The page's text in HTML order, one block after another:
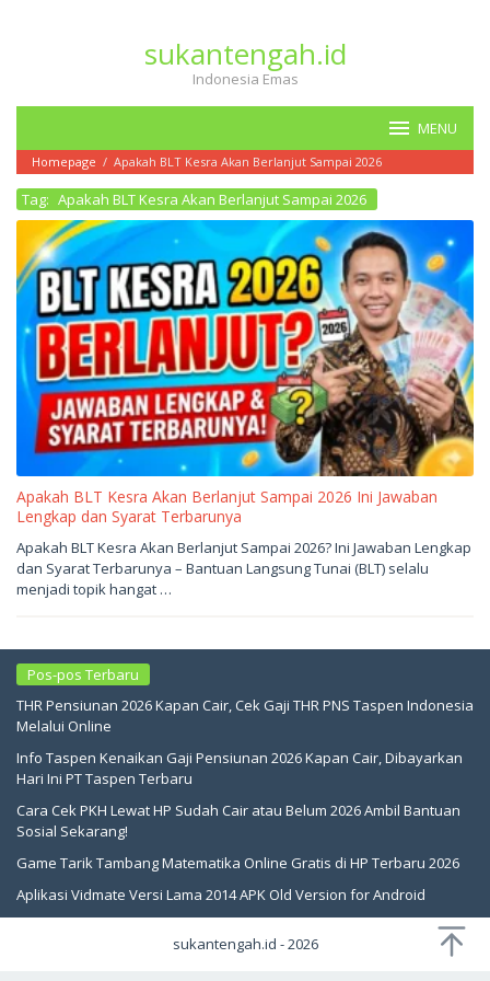
sukantengah.id
Indonesia Emas
MENU
Homepage / Apakah BLT Kesra Akan Berlanjut Sampai 2026
Tag: Apakah BLT Kesra Akan Berlanjut Sampai 2026
Apakah BLT Kesra Akan Berlanjut Sampai 2026 Ini Jawaban
Lengkap dan Syarat Terbarunya
Juni
1,
oleh
sukantengah
Apakah BLT Kesra Akan Berlanjut Sampai 2026? Ini Jawaban Lengkap
dan Syarat Terbarunya – Bantuan Langsung Tunai (BLT) selalu
menjadi topik hangat …
Pos-pos Terbaru
THR Pensiunan 2026 Kapan Cair, Cek Gaji THR PNS Taspen Indonesia
Melalui Online
Info Taspen Kenaikan Gaji Pensiunan 2026 Kapan Cair, Dibayarkan
Hari Ini PT Taspen Terbaru
Cara Cek PKH Lewat HP Sudah Cair atau Belum 2026 Ambil Bantuan
Sosial Sekarang!
Game Tarik Tambang Matematika Online Gratis di HP Terbaru 2026
Aplikasi Vidmate Versi Lama 2014 APK Old Version for Android
sukantengah.id - 2026